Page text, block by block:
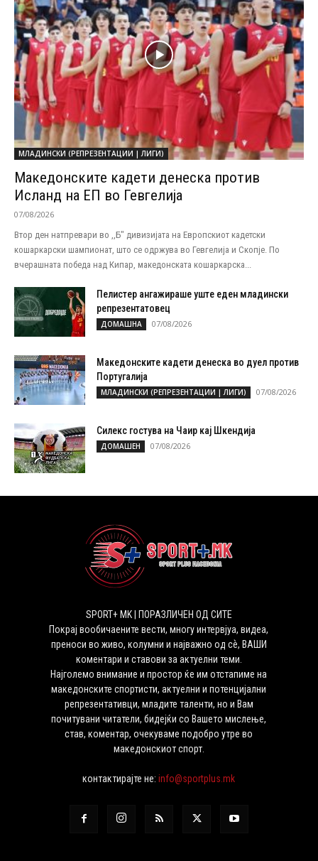
МЛАДИНСКИ (РЕПРЕЗЕНТАЦИИ | ЛИГИ)
Македонските кадети денеска против
Исланд на ЕП во Гевгелија
07/08/2026
Втор ден натпревари во ,,Б" дивизијата на Европскиот кадетски
кошаркарски шампионат, што се одржува во Гевгелија и Скопје. По
вчерашната победа над Кипар, македонската кошаркарска...
Пелистер ангажираше уште еден младински
репрезентатовец
ДОМАШНА 07/08/2026
Македонските кадети денеска во дуел против
Португалија
МЛАДИНСКИ (РЕПРЕЗЕНТАЦИИ | ЛИГИ) 07/08/2026
Силекс гостува на Чаир кај Шкендија
ДОМАШЕН 07/08/2026
SPORT+ MK | ПОРАЗЛИЧЕН ОД СИТЕ
Покрај вообичаените вести, многу интервјуа, видеа,
преноси во живо, колумни и најважно од сѐ, ВАШИ
коментари и ставови за актуелни теми.
Најголемо внимание и простор ќе им отстапиме на
македонските спортисти, актуелни и потенцијални
репрезентативци, младите таленти, но и Вам
почитувани читатели, бидејќи со Вашето мислење,
став, коментар, очекуваме подобро утре во
македонскиот спорт.
контактирајте не:info@sportplus.mk